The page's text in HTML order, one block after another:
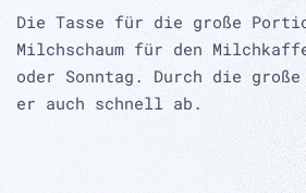
Die Tasse für die große
Milchschaum für den
oder Sonntag. Durch die
er auch schnell ab.